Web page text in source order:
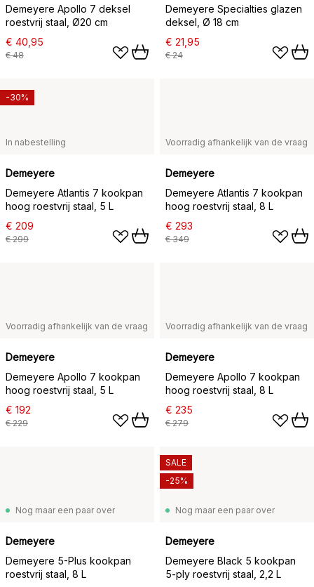
Demeyere Apollo 7 deksel
roestvrij staal, Ø20 cm
€ 40,95
€ 48
Demeyere Specialties glazen
deksel, Ø 18 cm
€ 21,95
€ 24
In nabestelling
Demeyere
Demeyere Atlantis 7 kookpan
hoog roestvrij staal, 5 L
€ 209
€ 299
-30%
Voorradig afhankelijk van de vraag
Demeyere
Demeyere Atlantis 7 kookpan
hoog roestvrij staal, 8 L
€ 293
€ 349
Voorradig afhankelijk van de vraag
Demeyere
Demeyere Apollo 7 kookpan
hoog roestvrij staal, 5 L
€ 192
€ 229
Voorradig afhankelijk van de vraag
Demeyere
Demeyere Apollo 7 kookpan
hoog roestvrij staal, 8 L
€ 235
€ 279
Nog maar een paar over
Demeyere
Demeyere 5-Plus kookpan
roestvrij staal, 8 L
Nog maar een paar over
Demeyere
Demeyere Black 5 kookpan
5-ply roestvrij staal, 2,2 L
SALE
-25%